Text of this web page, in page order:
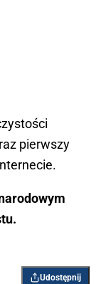
pierwszy
Udostępnij